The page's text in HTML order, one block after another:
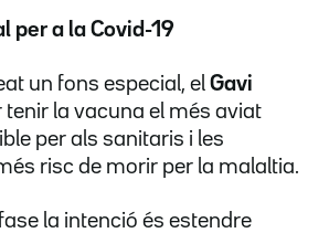
per a la Covid-19
un fons especial, el Gavi
tenir la vacuna el més aviat
per als sanitaris i les
risc de morir per la malaltia.
la intenció és estendre